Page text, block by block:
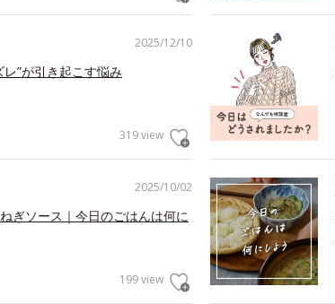
2025/12/10
”が引き起こす悩み
319 view
2025/10/02
ぎソース｜今日のごはんは何に
199 view